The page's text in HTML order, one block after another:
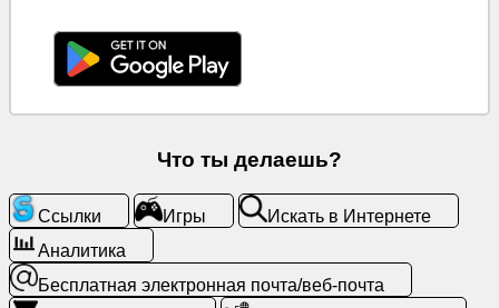
Бесплатная
электронная
Аналитика
Интернет-
магазин
Что ты делаешь?
Ссылки Игры
Искать в Интернете
Аналитика
Бесплатная электронная почта/веб-почта